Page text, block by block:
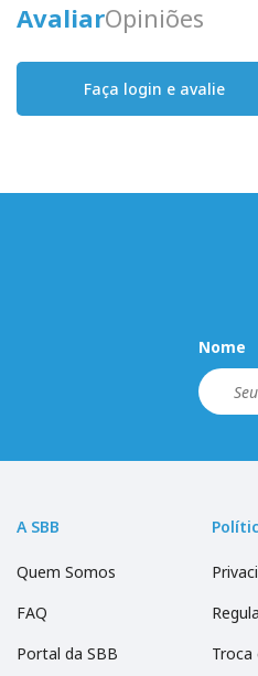
AvaliarOpiniões
Faça login e avalie
Nome
A SBB
Quem Somos
FAQ
Portal da SBB
Troca